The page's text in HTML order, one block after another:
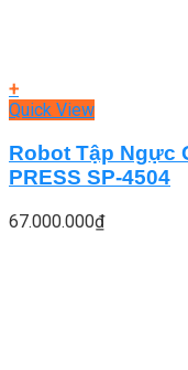
+
Quick View
Robot Tập Ngực
PRESS SP-4504
67.000.000₫